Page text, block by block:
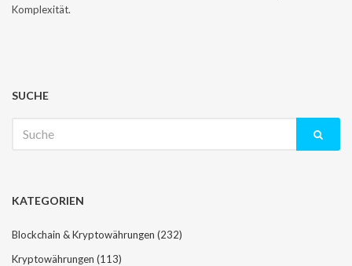
Komplexität.
SUCHE
nach:
KATEGORIEN
Blockchain & Kryptowährungen (232)
Kryptowährungen (113)